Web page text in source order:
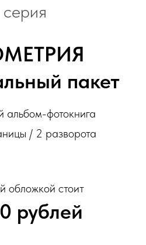
серия
пакет
альбом-фотокнига
/ 2 разворота
обложкой стоит
рублей